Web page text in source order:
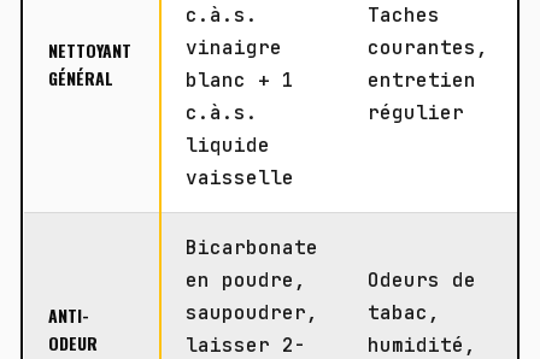
NETTOYANT
GÉNÉRAL
c.à.s.
vinaigre
blanc + 1
c.à.s.
liquide
vaisselle
Taches
courantes,
entretien
régulier
ANTI-
ODEUR
Bicarbonate
en poudre,
saupoudrer,
laisser 2-
Odeurs de
tabac,
humidité,